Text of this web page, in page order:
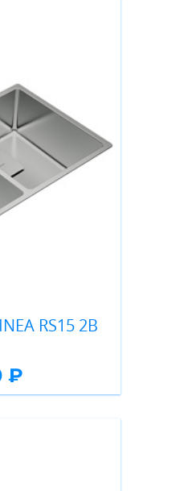
RS15 2B
₽